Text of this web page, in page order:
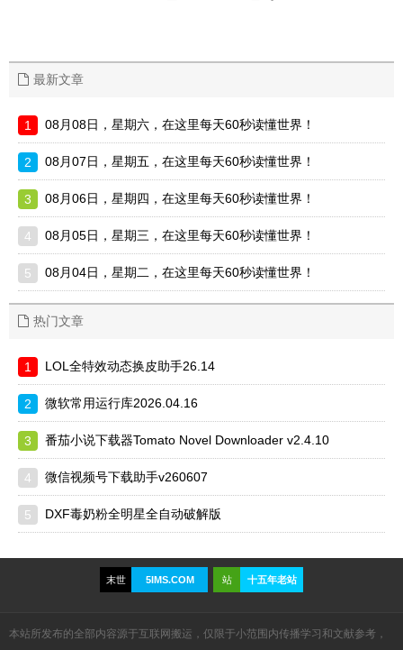
最新文章
08月08日，星期六，在这里每天60秒读懂世界！
08月07日，星期五，在这里每天60秒读懂世界！
08月06日，星期四，在这里每天60秒读懂世界！
08月05日，星期三，在这里每天60秒读懂世界！
08月04日，星期二，在这里每天60秒读懂世界！
热门文章
LOL全特效动态换皮助手26.14
微软常用运行库2026.04.16
番茄小说下载器Tomato Novel Downloader v2.4.10
微信视频号下载助手v260607
DXF毒奶粉全明星全自动破解版
本站所发布的全部内容源于互联网搬运，仅限于小范围内传播学习和文献参考，